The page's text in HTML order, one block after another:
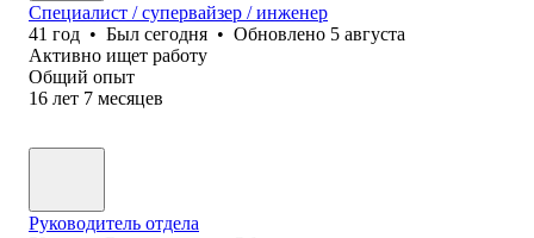
Специалист / супервайзер / инженер
41 год • Был сегодня • Обновлено 5 августа
Активно ищет работу
Общий опыт
16 лет 7 месяцев
Руководитель отдела